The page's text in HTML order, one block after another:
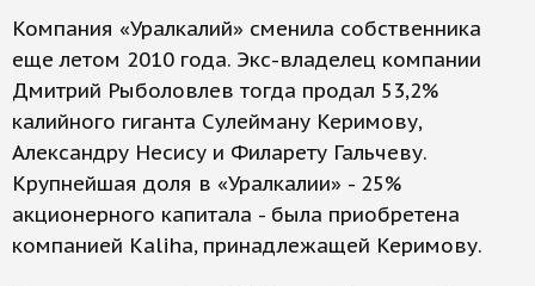
Компания «Уралкалий» сменила собственника
еще летом 2010 года. Экс-владелец компании
Дмитрий Рыболовлев тогда продал 53,2%
калийного гиганта Сулейману Керимову,
Александру Несису и Филарету Гальчеву.
Крупнейшая доля в «Уралкалии» - 25%
акционерного капитала - была приобретена
компанией Kaliha, принадлежащей Керимову.